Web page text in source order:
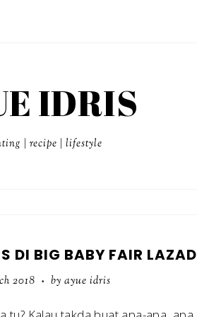
IDRIS
| recipe | lifestyle
DI BIG BABY FAIR
2018 • by ayue idris